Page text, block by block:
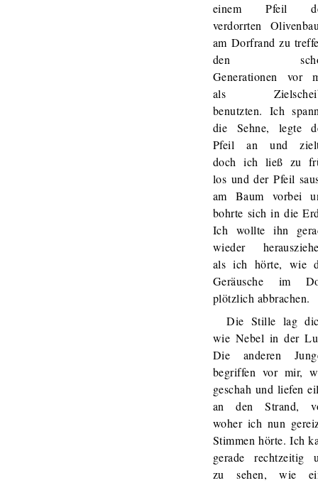
einem Pfeil
verdorrten
am Dorfrand zu
den
Generationen vor
als
benutzten. Ich
die Sehne, legte
Pfeil an und
doch ich ließ zu
los und der Pfeil
am Baum vorbei
bohrte sich in die
Ich wollte ihn
wieder
als ich hörte, wie
Geräusche im
plötzlich abbrachen.
Die Stille lag
wie Nebel in der
Die anderen
begriffen vor mir,
geschah und liefen
an den Strand,
woher ich nun
Stimmen hörte. Ich
gerade rechtzeitig
zu sehen, wie